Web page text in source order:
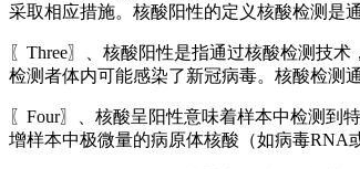
采取相应措施。核酸阳性的定义核酸检测是
〖Three〗、核酸阳性是指通过核酸检测技
检测者体内可能感染了新冠病毒。核酸检测
〖Four〗、核酸呈阳性意味着样本中检测到
增样本中极微量的病原体核酸（如病毒RNA